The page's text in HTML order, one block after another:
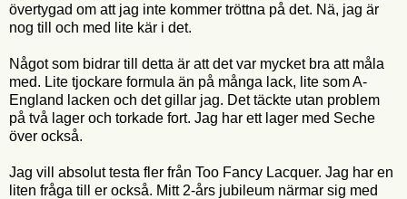
övertygad om att jag inte kommer tröttna på det. Nä, jag är
nog till och med lite kär i det.
Något som bidrar till detta är att det var mycket bra att måla
med. Lite tjockare formula än på många lack, lite som A-
England lacken och det gillar jag. Det täckte utan problem
på två lager och torkade fort. Jag har ett lager med Seche
över också.
Jag vill absolut testa fler från Too Fancy Lacquer. Jag har en
liten fråga till er också. Mitt 2-års jubileum närmar sig med